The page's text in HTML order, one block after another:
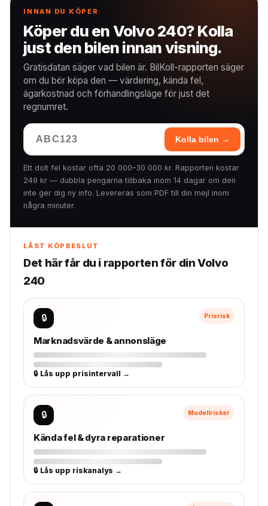
INNAN DU KÖPER
Köper du en Volvo 240? Kolla
just den bilen innan visning.
Gratisdatan säger vad bilen är. BilKoll-rapporten säger
om du bör köpa den — värdering, kända fel,
ägarkostnad och förhandlingsläge för just det
regnumret.
Kolla bilen →
Ett dolt fel kostar ofta 20 000–30 000 kr. Rapporten kostar
249 kr — dubbla pengarna tillbaka inom 14 dagar om den
inte ger dig ny info. Levereras som PDF till din mejl inom
några minuter.
LÅST KÖPBESLUT
Det här får du i rapporten för din Volvo
240
🔒 Prisrisk
Marknadsvärde & annonsläge
🔒 Lås upp prisintervall →
🔒 Modellrisker
Kända fel & dyra reparationer
🔒 Lås upp riskanalys →